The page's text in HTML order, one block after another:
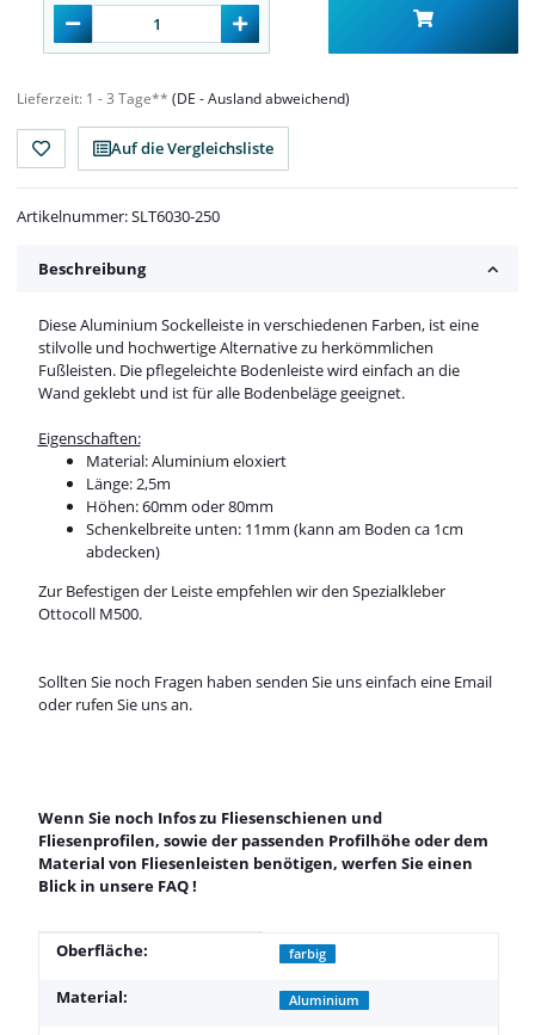
Lieferzeit: 1 - 3 Tage** (DE - Ausland abweichend)
Auf die Vergleichsliste
Artikelnummer:SLT6030-250
Beschreibung
Diese Aluminium Sockelleiste in verschiedenen Farben, ist eine
stilvolle und hochwertige Alternative zu herkömmlichen
Fußleisten. Die pflegeleichte Bodenleiste wird einfach an die
Wand geklebt und ist für alle Bodenbeläge geeignet.
Eigenschaften:
Material: Aluminium eloxiert
Länge: 2,5m
Höhen: 60mm oder 80mm
Schenkelbreite unten: 11mm (kann am Boden ca 1cm
abdecken)
Zur Befestigen der Leiste empfehlen wir den Spezialkleber
Ottocoll M500.
Sollten Sie noch Fragen haben senden Sie uns einfach eine Email
oder rufen Sie uns an.
Wenn Sie noch Infos zu Fliesenschienen und
Fliesenprofilen, sowie der passenden Profilhöhe oder dem
Material von Fliesenleisten benötigen, werfen Sie einen
Blick in unsere FAQ!
Produkteigenschaft
Wert
Oberfläche: farbig
Material: Aluminium